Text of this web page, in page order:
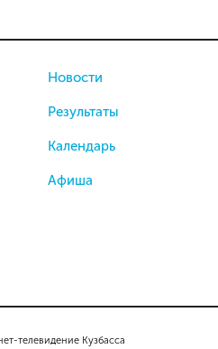
телевидение Кузбасса
Новости
Результаты
Календарь
Афиша